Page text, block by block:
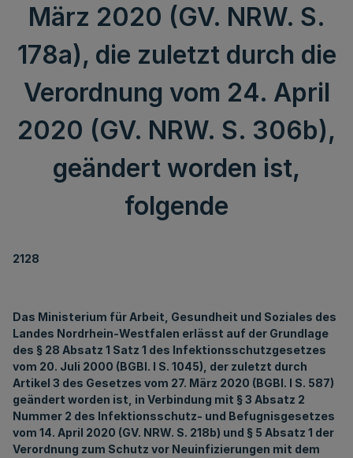
März 2020 (GV. NRW. S.
178a), die zuletzt durch die
Verordnung vom 24. April
2020 (GV. NRW. S. 306b),
geändert worden ist,
folgende
2128
Das Ministerium für Arbeit, Gesundheit und Soziales des
Landes Nordrhein-Westfalen erlässt auf der Grundlage
des § 28 Absatz 1 Satz 1 des Infektionsschutzgesetzes
vom 20. Juli 2000 (BGBl. I S. 1045), der zuletzt durch
Artikel 3 des Gesetzes vom 27. März 2020 (BGBl. I S. 587)
geändert worden ist, in Verbindung mit § 3 Absatz 2
Nummer 2 des Infektionsschutz- und Befugnisgesetzes
vom 14. April 2020 (GV. NRW. S. 218b) und § 5 Absatz 1 der
Verordnung zum Schutz vor Neuinfizierungen mit dem